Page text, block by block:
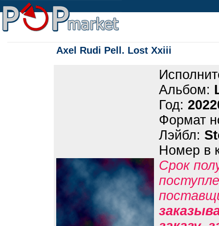
Axel Rudi Pell. Lost Xxiii
Альбом:
Год:
Формат
Лэйбл:
Номер в
Срок